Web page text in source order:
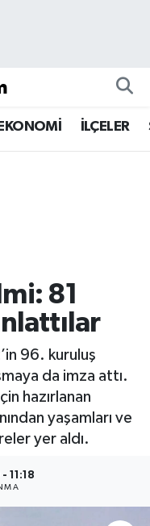
EKONOMİ İLÇELER
81
96. kuruluş
da imza attı.
hazırlanan
yaşamları ve
yer aldı.
11:18